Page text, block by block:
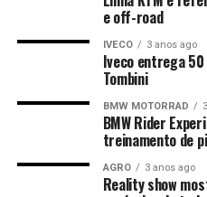
e off-road
IVECO 3 anos ago
Iveco entrega 50
Tombini
BMW MOTORRAD
BMW Rider
treinamento de
AGRO 3 anos ago
Reality show